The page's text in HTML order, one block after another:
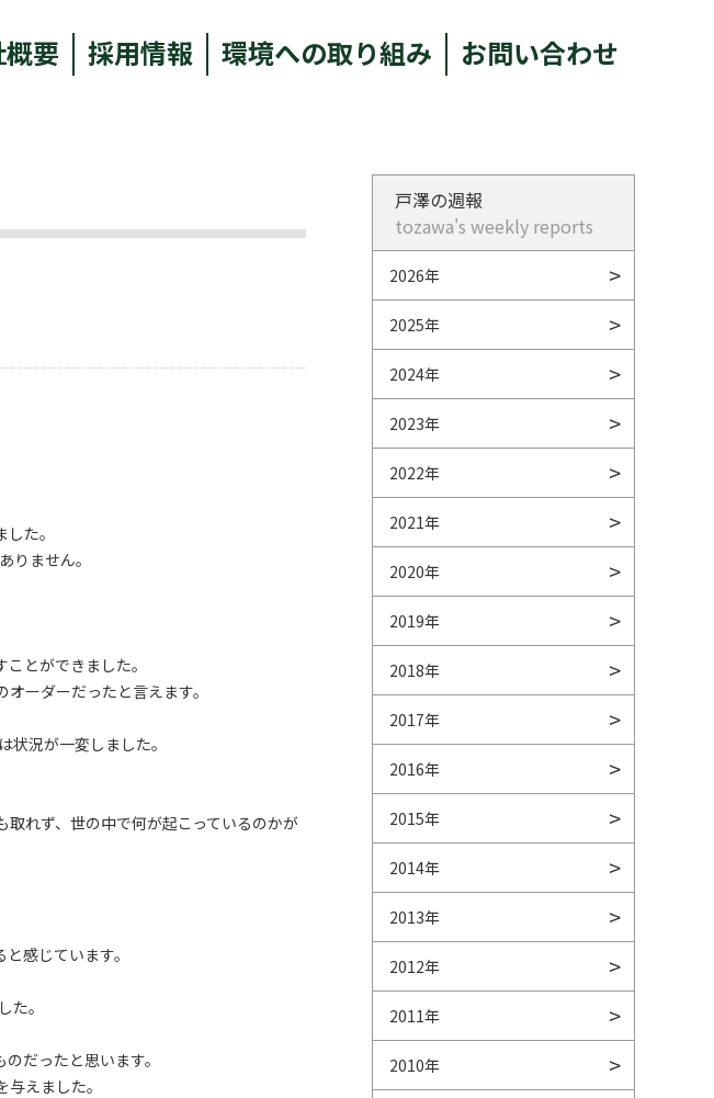
要 採用情報 環境への取り組み お問い合わせ
た。
りません。
とができました。
ーダーだったと言えます。
況が一変しました。
れず、世の中で何が起こっているのかが
感じています。
。
だったと思います。
えました。
戸澤の週報
tozawa's weekly reports
2026年
2025年
2024年
2023年
2022年
2021年
2020年
2019年
2018年
2017年
2016年
2015年
2014年
2013年
2012年
2011年
2010年